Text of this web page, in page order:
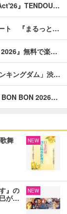
』TENDOU…
ート 『まるっと…
』無料で楽…
キングダム」渋…
BON BON 2026…
舞
NEW
』の
が…
NEW